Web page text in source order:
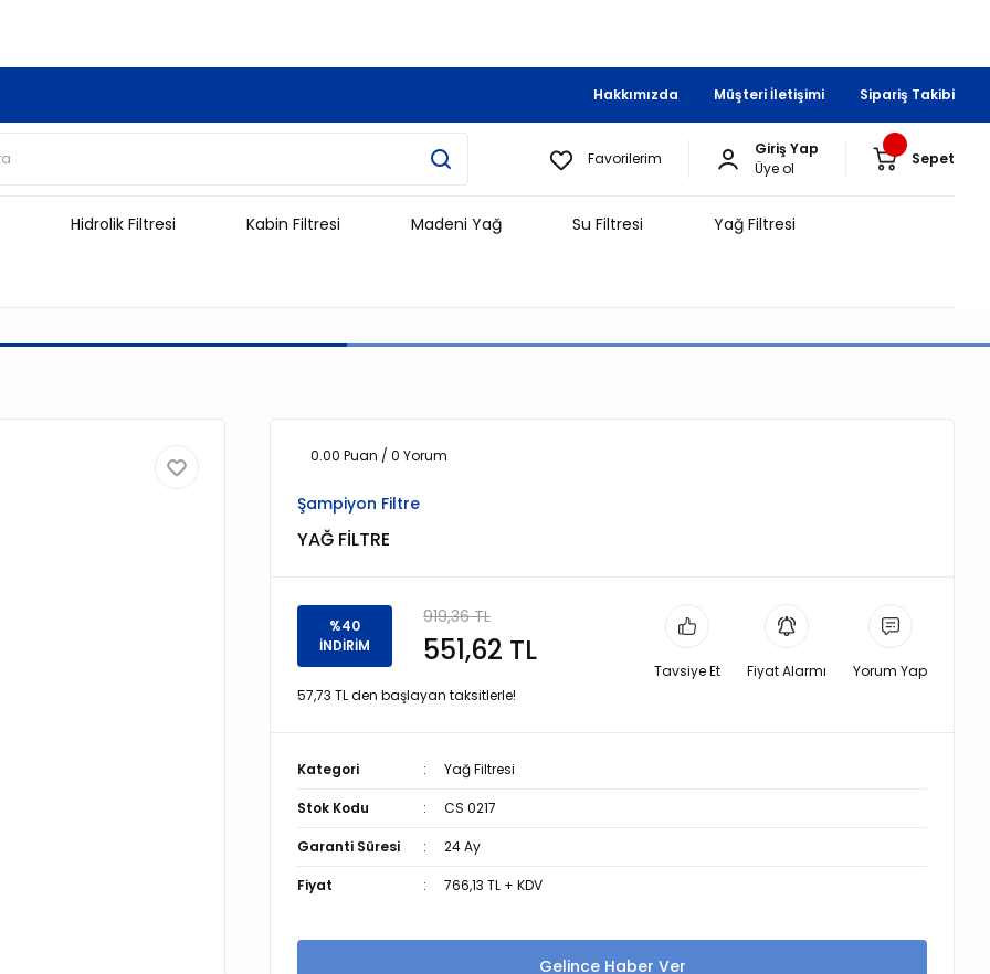
Hakkımızda Müşteri İletişimi Sipariş Takibi
Favorilerim
Giriş Yap
Üye ol
Sepet
Hidrolik Filtresi Kabin Filtresi Madeni Yağ Su Filtresi Yağ Filtresi
0.00 Puan / 0 Yorum
Şampiyon Filtre
YAĞ FİLTRE
%40
İNDİRİM
919,36 TL
551,62 TL
57,73 TL den başlayan taksitlerle!
Tavsiye Et Fiyat Alarmı Yorum Yap
Kategori Yağ Filtresi
Stok Kodu CS 0217
Garanti Süresi 24 Ay
Fiyat 766,13 TL + KDV
Gelince Haber Ver